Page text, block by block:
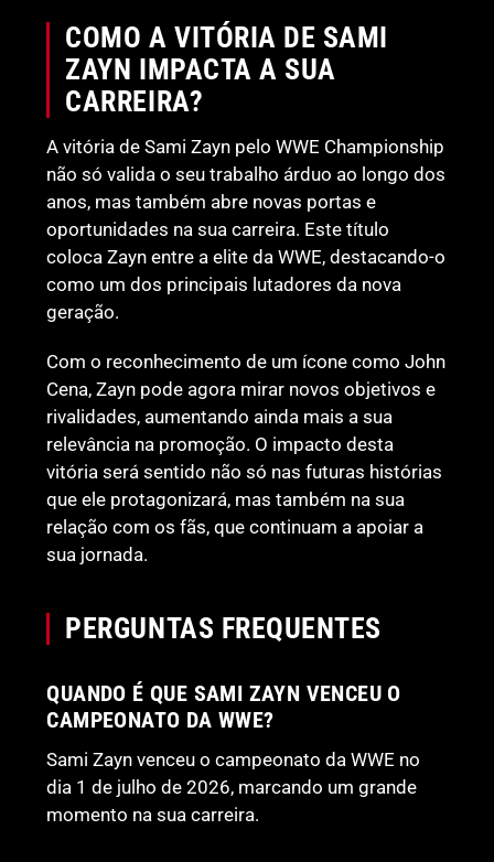
COMO A VITÓRIA DE SAMI
ZAYN IMPACTA A SUA
CARREIRA?
A vitória de Sami Zayn pelo WWE Championship
não só valida o seu trabalho árduo ao longo dos
anos, mas também abre novas portas e
oportunidades na sua carreira. Este título
coloca Zayn entre a elite da WWE, destacando-o
como um dos principais lutadores da nova
geração.
Com o reconhecimento de um ícone como John
Cena, Zayn pode agora mirar novos objetivos e
rivalidades, aumentando ainda mais a sua
relevância na promoção. O impacto desta
vitória será sentido não só nas futuras histórias
que ele protagonizará, mas também na sua
relação com os fãs, que continuam a apoiar a
sua jornada.
PERGUNTAS FREQUENTES
QUANDO É QUE SAMI ZAYN VENCEU O
CAMPEONATO DA WWE?
Sami Zayn venceu o campeonato da WWE no
dia 1 de julho de 2026, marcando um grande
momento na sua carreira.